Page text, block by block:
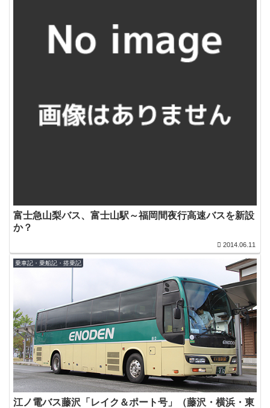
富士急山梨バス、富士山駅～福岡間夜行高速バスを新設
か？
2014.06.11
乗車記・乗船記・搭乗記
江ノ電バス藤沢「レイク＆ポート号」（藤沢・横浜・東